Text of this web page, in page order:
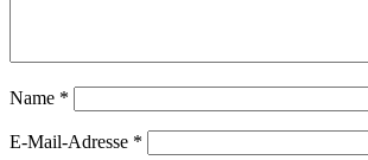
Name *
E-Mail-Adresse *